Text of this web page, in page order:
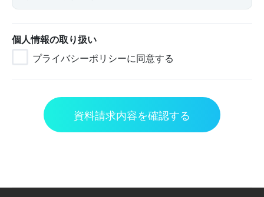
個人情報の取り扱い
プライバシーポリシーに同意する
資料請求内容を確認する